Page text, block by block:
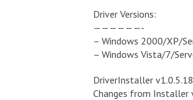
Driver Versions:
——————-
– Windows 2000/XP/
– Windows Vista/7/
DriverInstaller v1.0.5.18
Changes from Installer